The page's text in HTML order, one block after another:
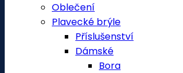
Oblečení
Plavecké brýle
Příslušenství
Dámské
Bora